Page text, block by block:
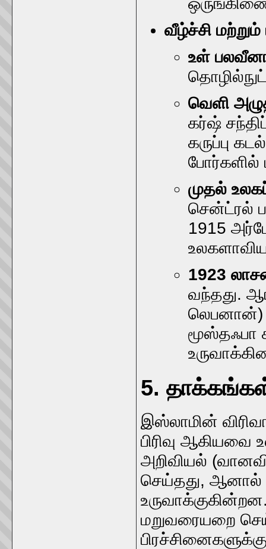
வீழ்ச்சி மற்றும்
உள்
வெளி
கர்ஷ்
கருப்பு
போர்களில்
முதல்
சென்ட்ரல்
1915
1923
வந்தது.
லெபனான்)
மூஸ்தஃபா
5. தாக்கங்கள்
இஸ்லாமின்
பிரிவு
அறிவியல்
செய்தது,
மறுவரையறை